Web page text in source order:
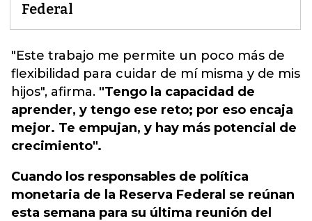
Federal
"Este trabajo me permite un poco más de
flexibilidad para cuidar de mí misma y de mis
hijos", afirma. "Tengo la capacidad de
aprender, y tengo ese reto; por eso encaja
mejor. Te empujan, y hay más potencial de
crecimiento".
Cuando los responsables de política
monetaria de la Reserva Federal se reúnan
esta semana para su última reunión del